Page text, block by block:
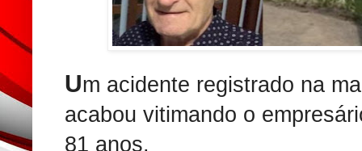
Um acidente registrado na
acabou vitimando o
81 anos.